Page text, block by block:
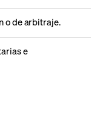
o de arbitraje.
e